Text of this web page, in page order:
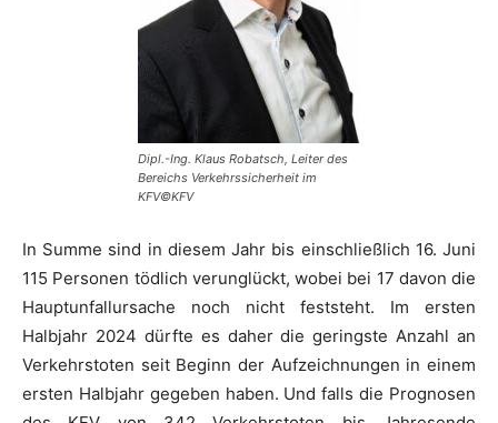
Dipl.-Ing. Klaus Robatsch, Leiter des
Bereichs Verkehrssicherheit im
KFV©KFV
In Summe sind in diesem Jahr bis einschließlich 16. Juni
115 Personen tödlich verunglückt, wobei bei 17 davon die
Hauptunfallursache noch nicht feststeht. Im ersten
Halbjahr 2024 dürfte es daher die geringste Anzahl an
Verkehrstoten seit Beginn der Aufzeichnungen in einem
ersten Halbjahr gegeben haben. Und falls die Prognosen